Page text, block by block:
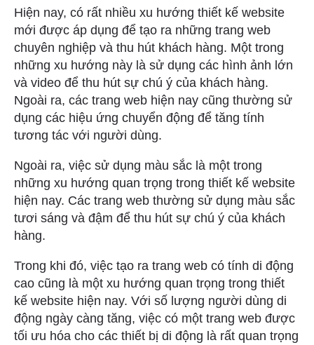
Hiện nay, có rất nhiều xu hướng thiết kế website
mới được áp dụng để tạo ra những trang web
chuyên nghiệp và thu hút khách hàng. Một trong
những xu hướng này là sử dụng các hình ảnh lớn
và video để thu hút sự chú ý của khách hàng.
Ngoài ra, các trang web hiện nay cũng thường sử
dụng các hiệu ứng chuyển động để tăng tính
tương tác với người dùng.
Ngoài ra, việc sử dụng màu sắc là một trong
những xu hướng quan trọng trong thiết kế website
hiện nay. Các trang web thường sử dụng màu sắc
tươi sáng và đậm để thu hút sự chú ý của khách
hàng.
Trong khi đó, việc tạo ra trang web có tính di động
cao cũng là một xu hướng quan trọng trong thiết
kế website hiện nay. Với số lượng người dùng di
động ngày càng tăng, việc có một trang web được
tối ưu hóa cho các thiết bị di động là rất quan trọng